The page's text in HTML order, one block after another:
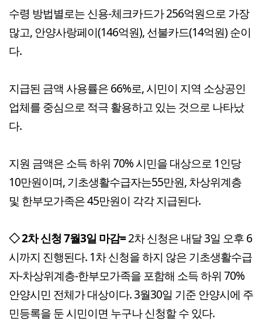
수령 방법별로는 신용-체크카드가 256억원으로 가장
많고, 안양사랑페이(146억원), 선불카드(14억원) 순이
다.
지급된 금액 사용률은 66%로, 시민이 지역 소상공인
업체를 중심으로 적극 활용하고 있는 것으로 나타났
다.
지원 금액은 소득 하위 70% 시민을 대상으로 1인당
10만원이며, 기초생활수급자는55만원, 차상위계층
및 한부모가족은 45만원이 각각 지급된다.
◇ 2차 신청 7월3일 마감=2차 신청은 내달 3일 오후 6
시까지 진행된다. 1차 신청을 하지 않은 기초생활수급
자-차상위계층-한부모가족을 포함해 소득 하위 70%
안양시민 전체가 대상이다. 3월30일 기준 안양시에 주
민등록을 둔 시민이면 누구나 신청할 수 있다.